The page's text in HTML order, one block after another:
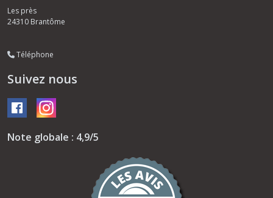
Les près
24310 Brantôme
Téléphone
Suivez nous
Note globale : 4,9/5